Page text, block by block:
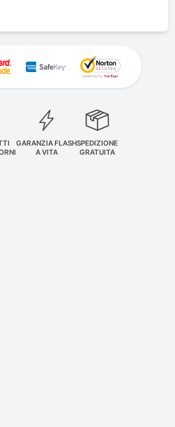
GARANZIA FLASH
A VITA
SPEDIZIONE
GRATUITA